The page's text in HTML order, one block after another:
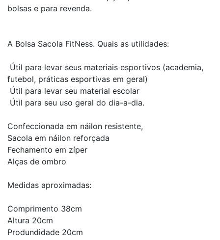
bolsas e para revenda.
A Bolsa Sacola FitNess. Quais as utilidades:
Útil para levar seus materiais esportivos (academia,
futebol, práticas esportivas em geral)
Útil para levar seu material escolar
Útil para seu uso geral do dia-a-dia.
Confeccionada em náilon resistente,
Sacola em náilon reforçada
Fechamento em zíper
Alças de ombro
Medidas aproximadas:
Comprimento 38cm
Altura 20cm
Produndidade 20cm